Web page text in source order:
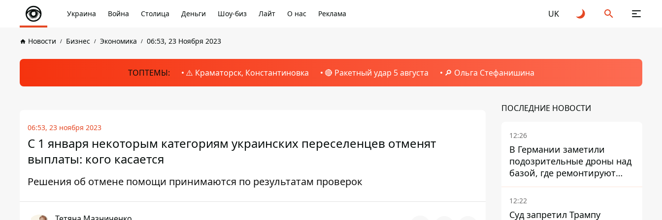
Украина Война Столица Деньги Шоу-биз Лайт О нас Реклама UK
Новости Бизнес Экономика 06:53, 23 Ноября 2023
ТОПТЕМЫ: ⚠️ Краматорск, Константиновка 🔴 Ракетный удар 5 августа 🔎 Ольга Стефанишина
06:53, 23 ноября 2023
С 1 января некоторым категориям украинских переселенцев отменят
выплаты: кого касается
Решения об отмене помощи принимаются по результатам проверок
ПОСЛЕДНИЕ НОВОСТИ
12:26
В Германии заметили
подозрительные дроны над
базой, где ремонтируют
Patriot - СМИ
12:22
Суд запретил Трампу